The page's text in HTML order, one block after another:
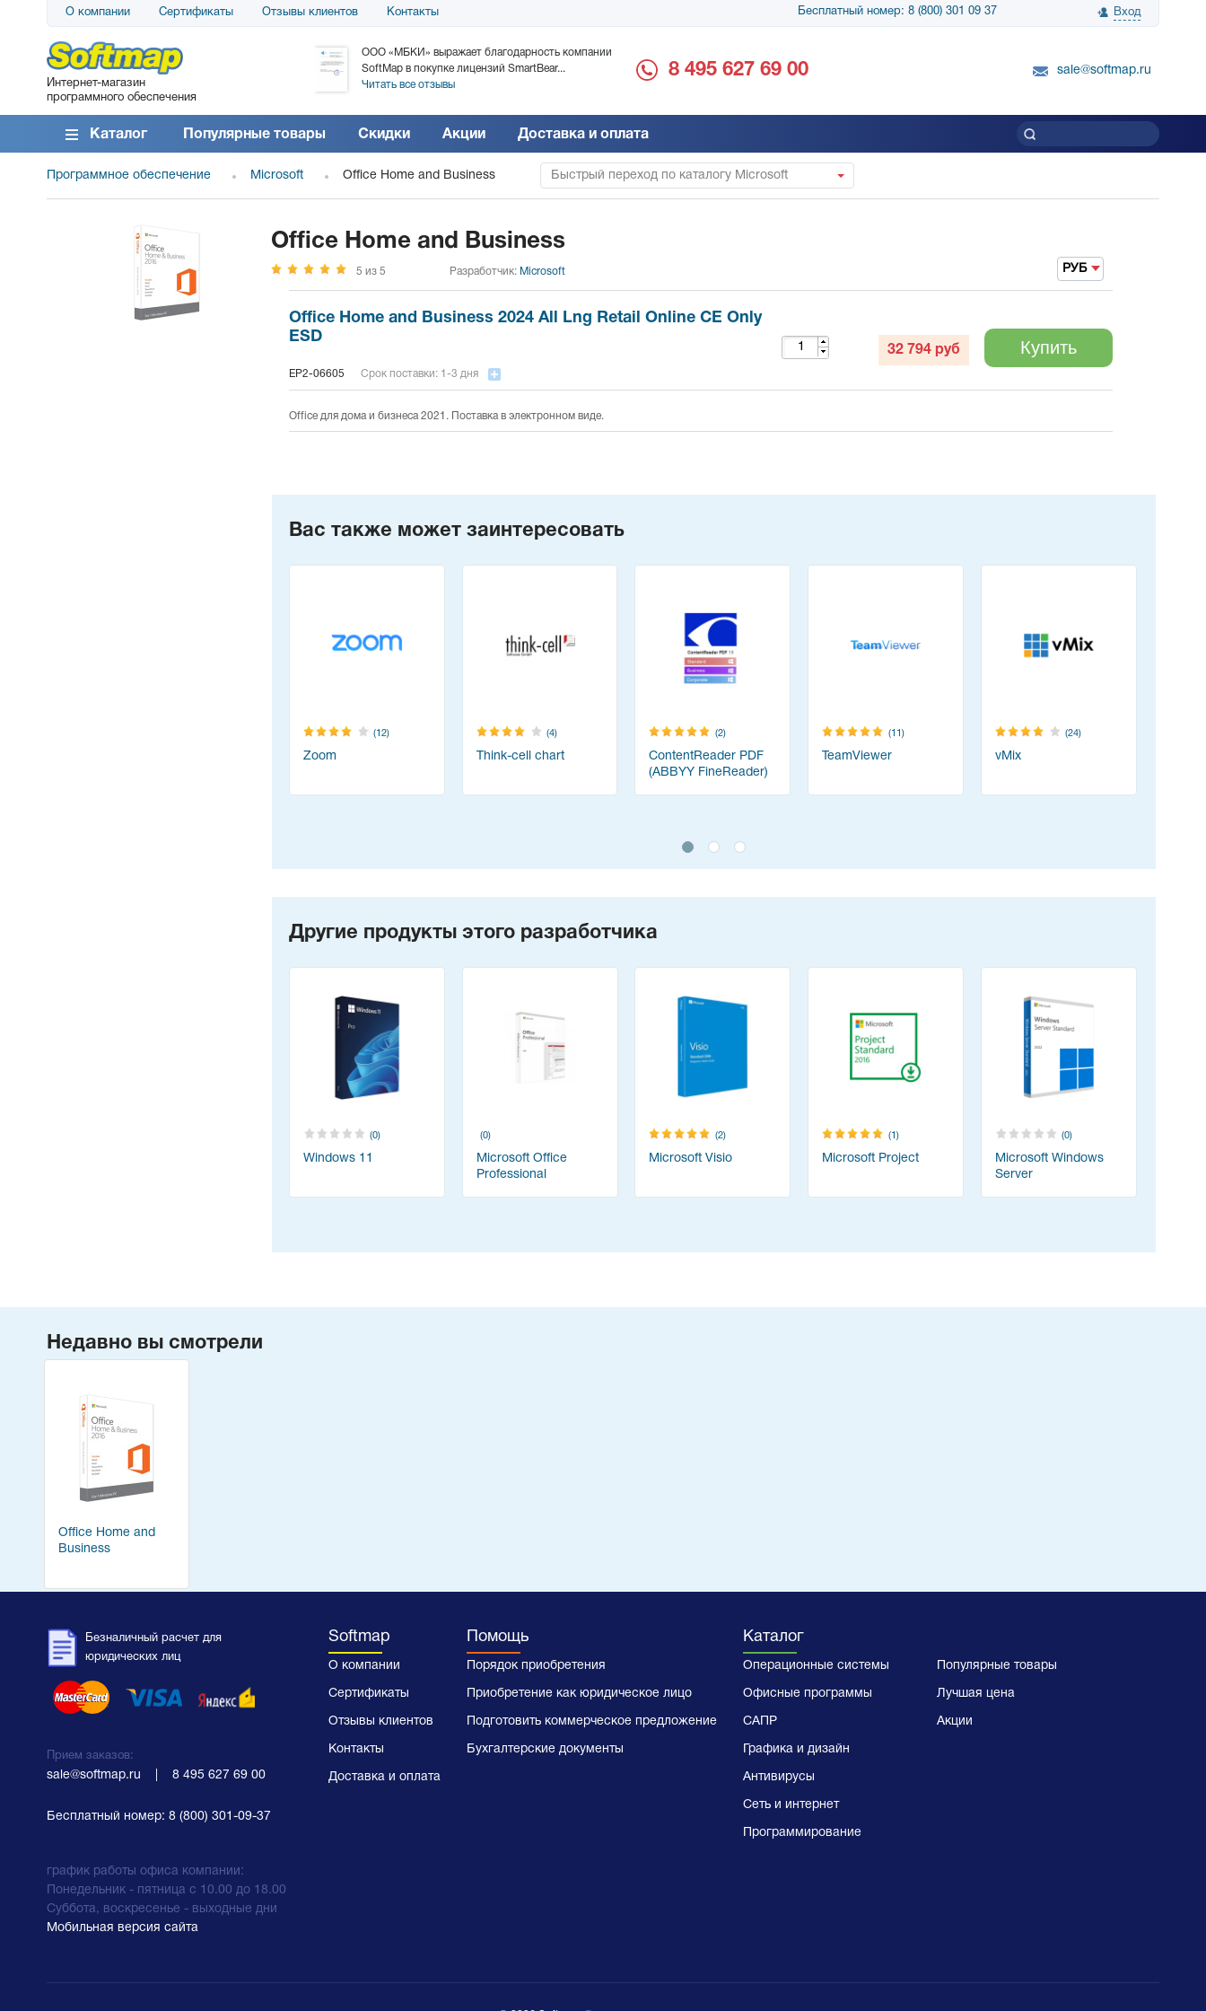
О компании Сертификаты Отзывы клиентов Контакты Бесплатный номер: 8 (800) 301 09 37 Вход
Интернет-магазин
программного обеспечения
АО «АТС» благодарит компанию SoftMap за
поставку программного обеспечения SolarWinds
DameWare...
Читать все отзывы
ООО «МБКИ» выражает благодарность компании
SoftMap в покупке лицензий SmartBear...
Читать все отзывы
благодарность за поставку SnapGene...
благодарность SoftMap за помощь в
8 495 627 69 00 sale@softmap.ru
Каталог Популярные товары Скидки Акции Доставка и оплата
Программное обеспечение Microsoft Office Home and Business Быстрый переход по каталогу Microsoft
Office Home and Business
5 из 5 Разработчик: Microsoft РУБ
Office Home and Business 2024 All Lng Retail Online CE Only
ESD
EP2-06605 Срок поставки: 1-3 дня
32 794 руб Купить
Office для дома и бизнеса 2021. Поставка в электронном виде.
Вас также может заинтересовать
(12)
Zoom
(4)
Think-cell chart
(2)
ContentReader PDF
(ABBYY FineReader)
(11)
TeamViewer
(24)
vMix
Другие продукты этого разработчика
(0)
Windows 11
(0)
Microsoft Office
Professional
(2)
Microsoft Visio
(1)
Microsoft Project
(0)
Microsoft Windows
Server
Недавно вы смотрели
Office Home and
Business
Безналичный расчет для
юридических лиц
Прием заказов:
sale@softmap.ru 8 495 627 69 00
Бесплатный номер: 8 (800) 301-09-37
график работы офиса компании:
Понедельник - пятница с 10.00 до 18.00
Суббота, воскресенье - выходные дни
Softmap
О компании
Сертификаты
Отзывы клиентов
Контакты
Доставка и оплата
Помощь
Порядок приобретения
Приобретение как юридическое лицо
Подготовить коммерческое предложение
Бухгалтерские документы
Каталог
Операционные системы
Офисные программы
САПР
Графика и дизайн
Антивирусы
Сеть и интернет
Программирование
Популярные товары
Лучшая цена
Акции
Мобильная версия сайта